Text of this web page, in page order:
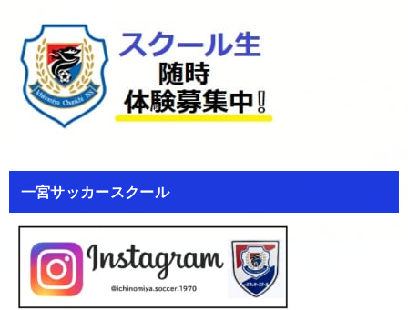
一宮サッカースクール